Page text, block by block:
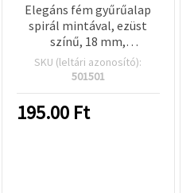
Elegáns fém gyűrűalap
spirál mintával, ezüst
színű, 18 mm,
nikkelmentes (NF) – 1 db,
kézműves ékszerekhez
SKU (leltári azonosító):
501501
195.00 Ft